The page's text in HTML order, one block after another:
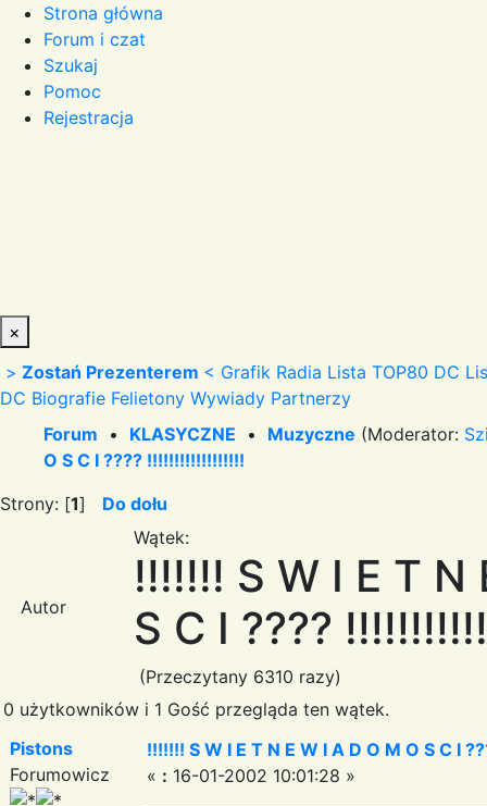
Strona główna
Forum i czat
Szukaj
Pomoc
Rejestracja
×
> Zostań Prezenterem < Grafik Radia Lista TOP80 DC
DC Biografie Felietony Wywiady Partnerzy
Forum • KLASYCZNE • Muzyczne (Moderator:
O S C I ???? !!!!!!!!!!!!!!!!!!
Strony: [1] Do dołu
Autor
Wątek:
!!!!!!! S W I E T N
S C I ????
(Przeczytany 6310 razy)
0 użytkowników i 1 Gość przegląda ten wątek.
Pistons
Forumowicz
!!!!!!! S W I E T N E W I A D O M O S C I
« : 16-01-2002 10:01:28 »